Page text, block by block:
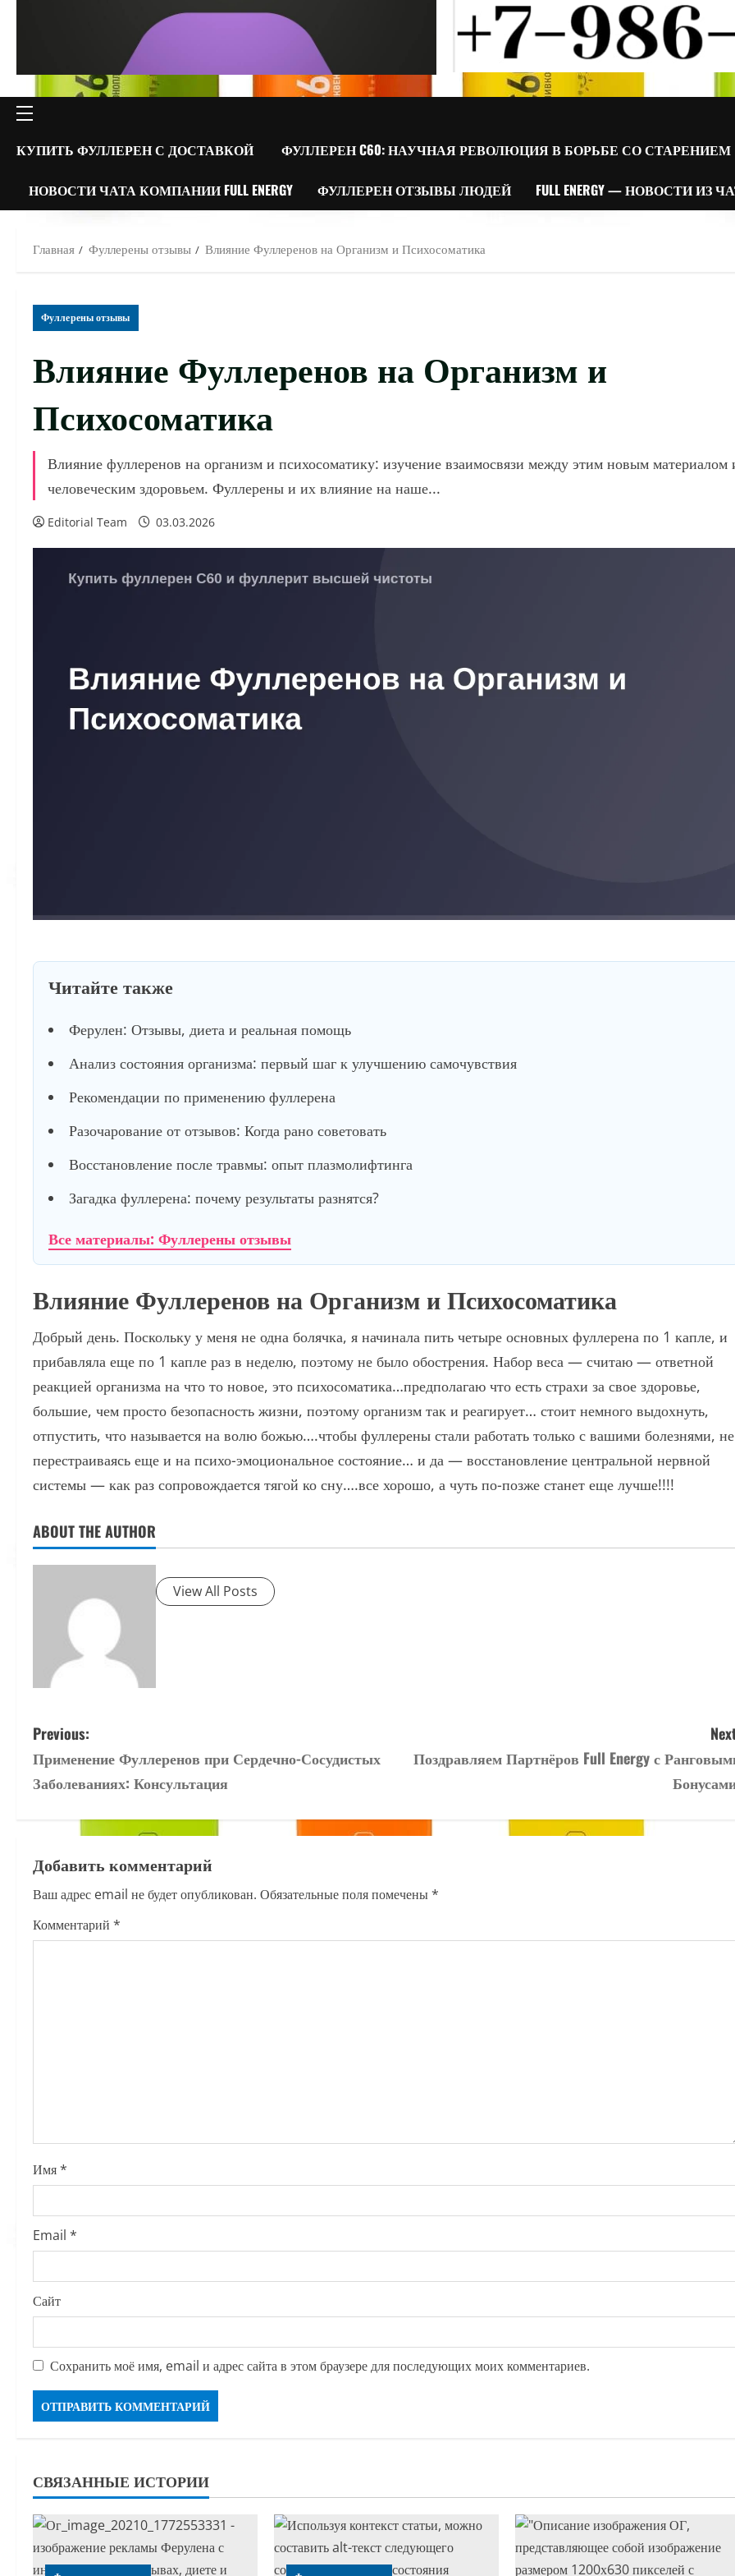
ОСНОВНОЕ
МЕНЮ
КУПИТЬ ФУЛЛЕРЕН С ДОСТАВКОЙ ФУЛЛЕРЕН C60: НАУЧНАЯ РЕВОЛЮЦИЯ В БОРЬБЕ СО СТАРЕНИЕМ
НОВОСТИ ЧАТА КОМПАНИИ FULL ENERGY ФУЛЛЕРЕН ОТЗЫВЫ ЛЮДЕЙ FULL ENERGY — НОВОСТИ ИЗ
Главная Фуллерены отзывы Влияние Фуллеренов на Организм и Психосоматика
Фуллерены отзывы
Влияние Фуллеренов на Организм и
Психосоматика
Влияние фуллеренов на организм и психосоматику: изучение взаимосвязи между этим новым материалом
человеческим здоровьем. Фуллерены и их влияние на наше...
Editorial Team 03.03.2026
Читайте также
Ферулен: Отзывы, диета и реальная помощь
Анализ состояния организма: первый шаг к улучшению самочувствия
Рекомендации по применению фуллерена
Разочарование от отзывов: Когда рано советовать
Восстановление после травмы: опыт плазмолифтинга
Загадка фуллерена: почему результаты разнятся?
Все материалы: Фуллерены отзывы
Влияние Фуллеренов на Организм и Психосоматика
Добрый день. Поскольку у меня не одна болячка, я начинала пить четыре основных фуллерена по 1 капле, и
прибавляла еще по 1 капле раз в неделю, поэтому не было обострения. Набор веса — считаю — ответной
реакцией организма на что то новое, это психосоматика…предполагаю что есть страхи за свое здоровье,
большие, чем просто безопасность жизни, поэтому организм так и реагирует… стоит немного выдохнуть,
отпустить, что называется на волю божью….чтобы фуллерены стали работать только с вашими болезнями, не
перестраиваясь еще и на психо-эмоциональное состояние… и да — восстановление центральной нервной
системы — как раз сопровождается тягой ко сну….все хорошо, а чуть по-позже станет еще лучше!!!!
ABOUT THE AUTHOR
View All Posts
P
o
n
a
v
o
n
Previous:
Применение Фуллеренов при Сердечно-Сосудистых
Заболеваниях: Консультация
Поздравляем Партнёров Full Energy с
Добавить комментарий
Ваш адрес email не будет опубликован. Обязательные поля помечены*
Комментарий *
Имя*
Email *
Сайт
Сохранить моё имя, email и адрес сайта в этом браузере для последующих моих комментариев.
СВЯЗАННЫЕ ИСТОРИИ